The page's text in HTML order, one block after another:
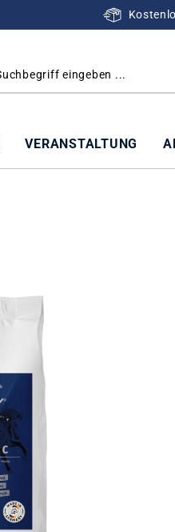
VERANSTALTUNG